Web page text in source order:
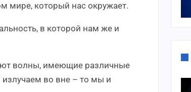
мире, который нас окружает.
в которой нам же и
волны, имеющие различные
во вне – то мы и